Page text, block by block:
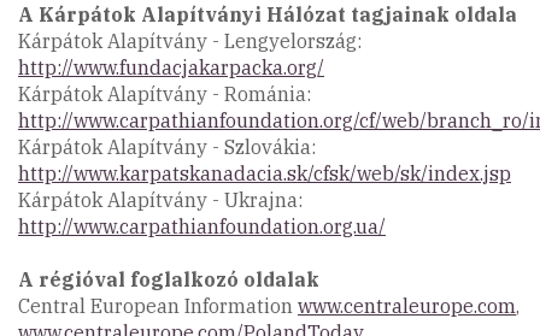
A Kárpátok Alapítványi Hálózat tagjainak oldala
Kárpátok Alapítvány - Lengyelország:
http://www.fundacjakarpacka.org/
Kárpátok Alapítvány - Románia:
http://www.carpathianfoundation.org/cf/web/branch_ro/
Kárpátok Alapítvány - Szlovákia:
http://www.karpatskanadacia.sk/cfsk/web/sk/index.jsp
Kárpátok Alapítvány - Ukrajna:
http://www.carpathianfoundation.org.ua/
A régióval foglalkozó oldalak
Central European Information www.centraleurope.com,